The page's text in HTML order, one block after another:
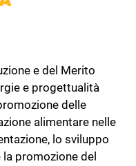
e del Merito
e progettualità
delle
alimentare nelle
lo sviluppo
promozione del